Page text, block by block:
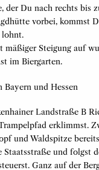
der Du nach rechts bis
vorbei, kommst
lohnt.
mäßiger Steigung auf
im Biergarten.
Bayern und Hessen
Landstraße B
erklimmst.
und Waldspitze
und folgst
Ganz auf der